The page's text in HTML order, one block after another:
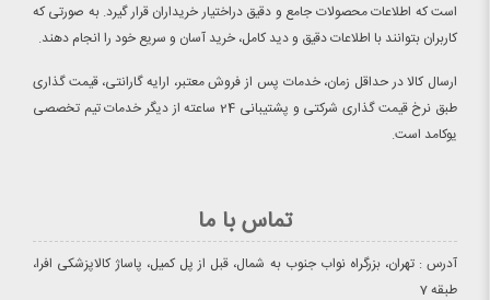
است که اطلاعات محصولات جامع و دقیق دراختیار خریداران قرار گیرد. به صورتی که
کاربران بتوانند با اطلاعات دقیق و دید کامل، خرید آسان و سریع خود را انجام دهند.
ارسال کالا در حداقل زمان، خدمات پس از فروش معتبر، ارایه گارانتی، قیمت گذاری
طبق نرخ قیمت گذاری شرکتی و پشتیبانی 24 ساعته از دیگر خدمات تیم تخصصی
یوکامد است.
تماس با ما
آدرس : تهران، بزرگراه نواب جنوب به شمال، قبل از پل کمیل، پاساژ کالاپزشکی افرا،
طبقه 7